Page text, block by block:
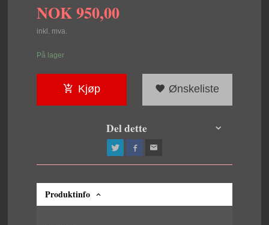
NOK950,00
inkl. mva.
På lager
Kjøp Ønskeliste
Del dette
Produktinfo